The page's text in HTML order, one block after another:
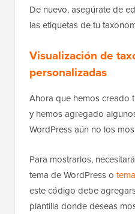
De nuevo, asegúrate de
las etiquetas de tu
Visualización de
personalizadas
Ahora que hemos creado
y hemos agregado
WordPress aún no los
Para mostrarlos,
tema de WordPress o
este código debe
plantilla donde deseas